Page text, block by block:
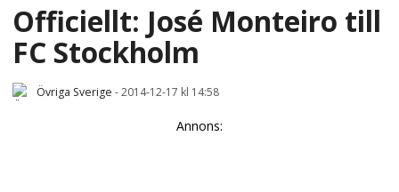
Officiellt: José Monteiro till
FC Stockholm
Övriga Sverige -2014-12-17 kl 14:58
Annons: